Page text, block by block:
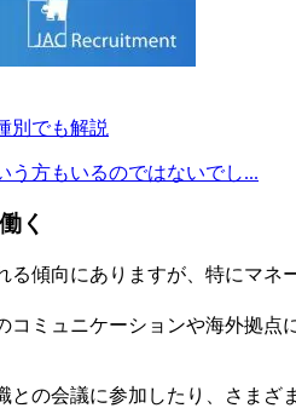
別でも解説
う方もいるのではないでし...
く
傾向にありますが、特にマ
ミュニケーションや海外拠
の会議に参加したり、さま